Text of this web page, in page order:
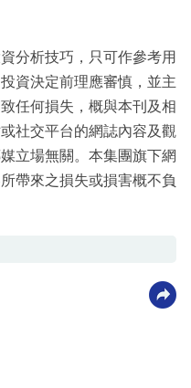
分析技巧，只可作參考用
資決定前理應審慎，並主
任何損失，概與本刊及相
社交平台的網誌內容及觀
立場無關。本集團旗下網
帶來之損失或損害概不負